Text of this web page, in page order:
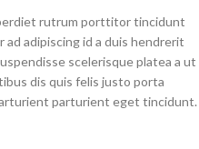
rutrum porttitor tincidunt
adipiscing id a duis hendrerit
scelerisque platea a ut
dis quis felis justo porta
parturient eget tincidunt.